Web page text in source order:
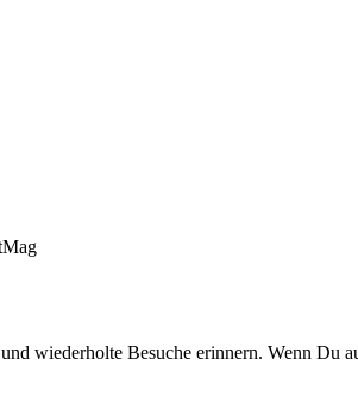
wiederholte Besuche erinnern. Wenn Du